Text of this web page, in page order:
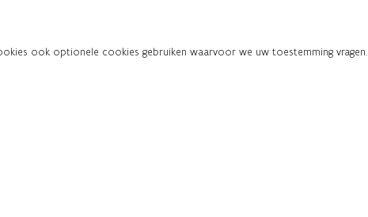
ook optionele cookies gebruiken waarvoor we uw toestemming vragen.